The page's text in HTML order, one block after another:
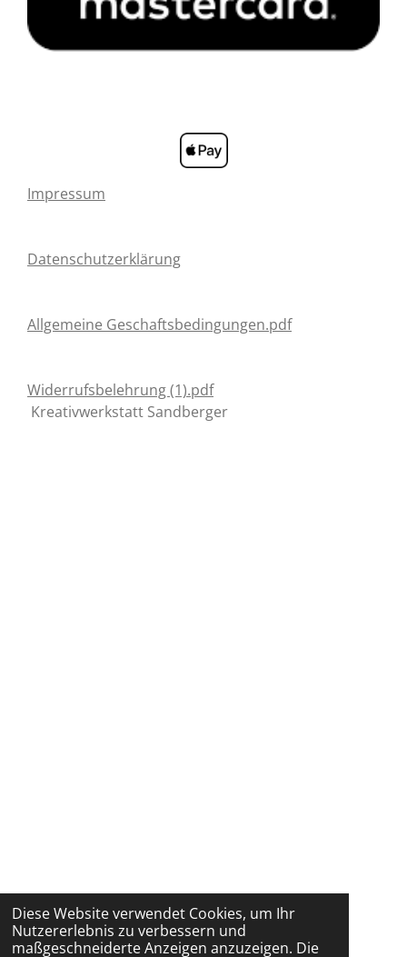
Diese Website verwendet Cookies, um Ihr
Nutzererlebnis zu verbessern und
maßgeschneiderte Anzeigen anzuzeigen. Die
Impressum
Datenschutzerklärung
Allgemeine Geschaftsbedingungen.pdf
Widerrufsbelehrung (1).pdf
Kreativwerkstatt Sandberger